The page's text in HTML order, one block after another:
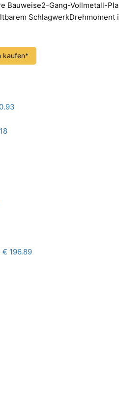
Bauweise2-Gang-Vollmetall-
kaufen*
€ 196.89